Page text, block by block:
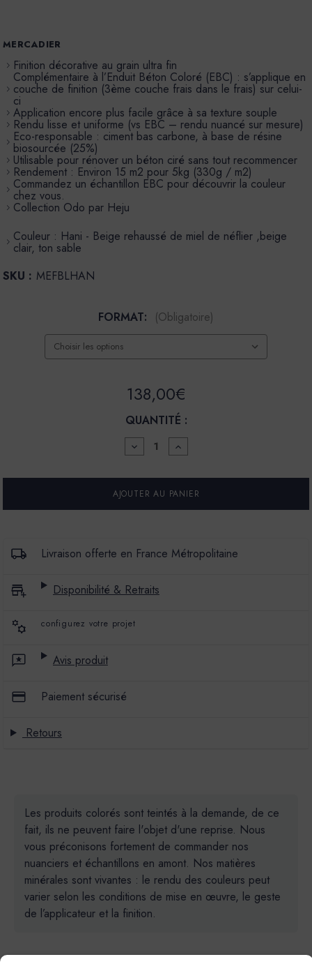
MERCADIER
Finition décorative au grain ultra fin
Complémentaire à l’Enduit Béton Coloré (EBC) : s’applique en
couche de finition (3ème couche frais dans le frais) sur celui-
ci
Application encore plus facile grâce à sa texture souple
Rendu lisse et uniforme (vs EBC – rendu nuancé sur mesure)
Eco-responsable : ciment bas carbone, à base de résine
biosourcée (25%)
Utilisable pour rénover un béton ciré sans tout recommencer
Rendement : Environ 15 m2 pour 5kg (330g / m2)
Commandez un échantillon EBC pour découvrir la couleur
chez vous.
Collection Odo par Heju
Couleur : Hani - Beige rehaussé de miel de néflier ,beige
clair, ton sable
SKU : MEFBLHAN
FORMAT: (Obligatoire)
138,00€
QUANTITÉ :
DIMINUER
LA
POUR
FINITION
LISSE
HANI
AUGMENTER
LA
POUR
FINITION
LISSE
HANI
Livraison offerte en France Métropolitaine
Disponibilité & Retraits
configurez votre projet
Avis produit
Paiement sécurisé
Retours
Les produits colorés sont teintés à la demande, de ce
fait, ils ne peuvent faire l'objet d'une reprise. Nous
vous préconisons fortement de commander nos
nuanciers et échantillons en amont. Nos matières
minérales sont vivantes : le rendu des couleurs peut
varier selon les conditions de mise en œuvre, le geste
de l’applicateur et la finition.